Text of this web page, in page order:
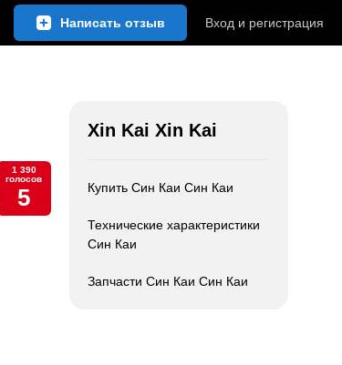
Написать отзыв Вход и регистрация
1 390
голосов
5
Xin Kai Xin Kai
Купить Син Каи Син Каи
Технические характеристики
Син Каи
Запчасти Син Каи Син Каи